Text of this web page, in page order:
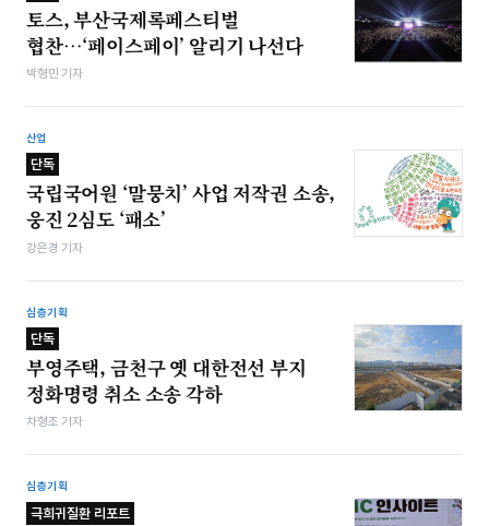
토스, 부산국제록페스티벌
협찬…‘페이스페이’ 알리기 나선다
박형민 기자
산업
단독
국립국어원 ‘말뭉치’ 사업 저작권 소송,
웅진 2심도 ‘패소’
강은경 기자
심층기획
단독
부영주택, 금천구 옛 대한전선 부지
정화명령 취소 소송 각하
차형조 기자
심층기획
극희귀질환 리포트